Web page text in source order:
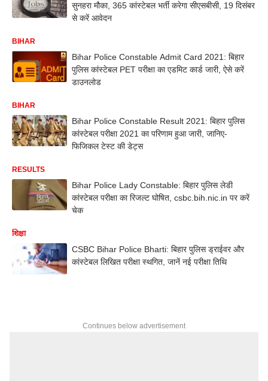
सुनहरा मौका, 365 कांस्टेबल भर्ती करेगा सीएसबीसी, 19 दिसंबर
से करें आवेदन
BIHAR
Bihar Police Constable Admit Card 2021: बिहार
पुलिस कांस्टेबल PET परीक्षा का एडमिट कार्ड जारी, ऐसे करें
डाउनलोड
BIHAR
Bihar Police Constable Result 2021: बिहार पुलिस
कांस्टेबल परीक्षा 2021 का परिणाम हुआ जारी, जानिए-
फिजिकल टेस्ट की डेट्स
RESULTS
Bihar Police Lady Constable: बिहार पुलिस लेडी
कांस्टेबल परीक्षा का रिजल्ट घोषित, csbc.bih.nic.in पर करें
चेक
शिक्षा
CSBC Bihar Police Bharti: बिहार पुलिस ड्राईवर और
कांस्टेबल लिखित परीक्षा स्थगित, जानें नई परीक्षा तिथि
Continues below advertisement